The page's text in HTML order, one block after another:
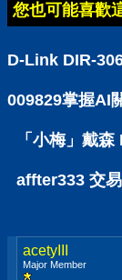
您也可能喜歡
D-Link DIR-
009829掌握AI
「小梅」戴
affter333 交
acetyIII
Major Member